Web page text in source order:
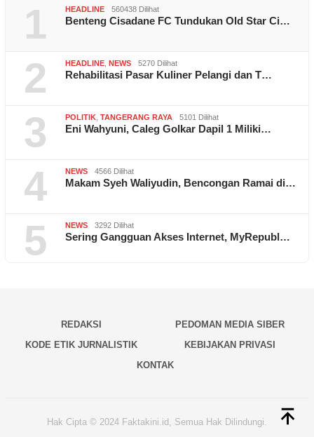
1 HEADLINE 560438 Dilihat
Benteng Cisadane FC Tundukan Old Star Ci…
2 HEADLINE NEWS 5270 Dilihat
Rehabilitasi Pasar Kuliner Pelangi dan T…
3 POLITIK TANGERANG RAYA 5101 Dilihat
Eni Wahyuni, Caleg Golkar Dapil 1 Miliki…
4 NEWS 4566 Dilihat
Makam Syeh Waliyudin, Bencongan Ramai di…
5 NEWS 3292 Dilihat
Sering Gangguan Akses Internet, MyRepubl…
REDAKSI
PEDOMAN MEDIA SIBER
KODE ETIK JURNALISTIK
KEBIJAKAN PRIVASI
KONTAK
Hak Cipta © 2024 Faktakini.id, Semua Hak Dilindungi.